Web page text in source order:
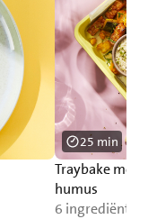
Traybake met
humus
6 ingrediënten
25 min